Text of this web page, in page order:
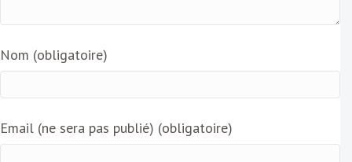
Nom (obligatoire)
Email (ne sera pas publié) (obligatoire)